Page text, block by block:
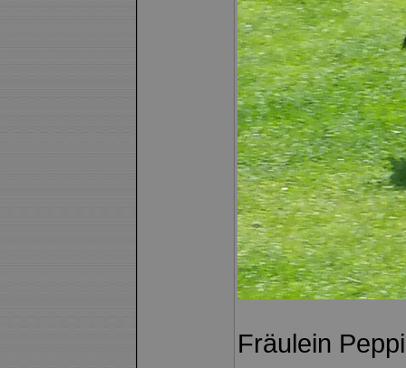
Fräulein